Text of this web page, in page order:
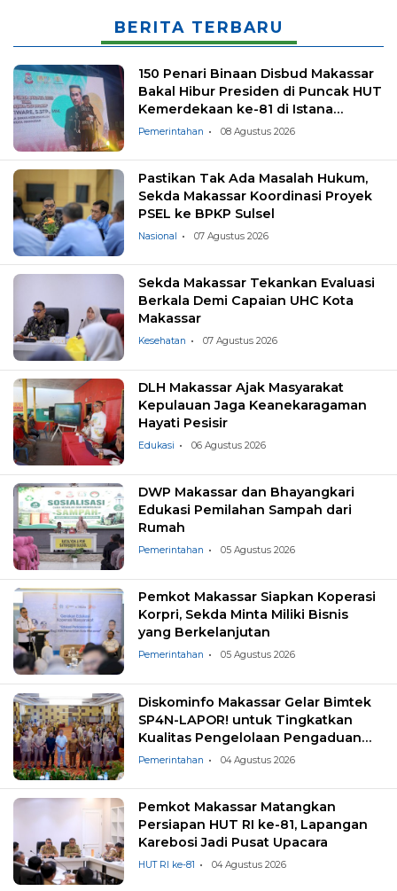
BERITA TERBARU
150 Penari Binaan Disbud Makassar
Bakal Hibur Presiden di Puncak HUT
Kemerdekaan ke-81 di Istana
Negara
Pemerintahan 08 Agustus 2026
Pastikan Tak Ada Masalah Hukum,
Sekda Makassar Koordinasi Proyek
PSEL ke BPKP Sulsel
Nasional 07 Agustus 2026
Sekda Makassar Tekankan Evaluasi
Berkala Demi Capaian UHC Kota
Makassar
Kesehatan 07 Agustus 2026
DLH Makassar Ajak Masyarakat
Kepulauan Jaga Keanekaragaman
Hayati Pesisir
Edukasi 06 Agustus 2026
DWP Makassar dan Bhayangkari
Edukasi Pemilahan Sampah dari
Rumah
Pemerintahan 05 Agustus 2026
Pemkot Makassar Siapkan Koperasi
Korpri, Sekda Minta Miliki Bisnis
yang Berkelanjutan
Pemerintahan 05 Agustus 2026
Diskominfo Makassar Gelar Bimtek
SP4N-LAPOR! untuk Tingkatkan
Kualitas Pengelolaan Pengaduan
Masyarakat
Pemerintahan 04 Agustus 2026
Pemkot Makassar Matangkan
Persiapan HUT RI ke-81, Lapangan
Karebosi Jadi Pusat Upacara
HUT RI ke-81 04 Agustus 2026